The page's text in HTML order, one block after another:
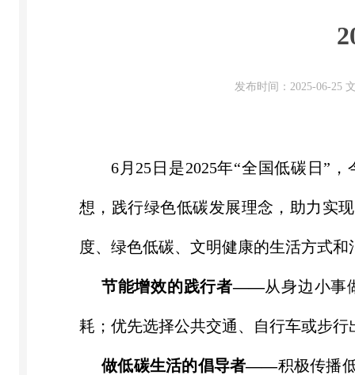
发布时间：2025-06-25
6 月 25 日是2025年“全国低碳日”
想，践行绿色低碳发展理念，助力实现
度、绿色低碳、文明健康的生活方式和
节能增效的践行者——从身边小事
耗；优先选择公共交通、自行车或步
做低碳生活的倡导者——积极传播